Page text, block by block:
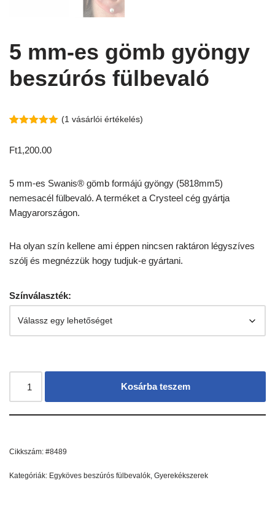
5 mm-es gömb gyöngy
beszúrós fülbevaló
ből,
(1 vásárlói értékelés)
Ft1,200.00
5 mm-es Swanis® gömb formájú gyöngy (5818mm5)
nemesacél fülbevaló. A terméket a Crysteel cég gyártja
Magyarországon.
Ha olyan szín kellene ami éppen nincsen raktáron légyszíves
szólj és megnézzük hogy tudjuk-e gyártani.
Színválaszték:
Kosárba teszem
Cikkszám: #8489
Kategóriák: Egyköves beszúrós fülbevalók, Gyerekékszerek